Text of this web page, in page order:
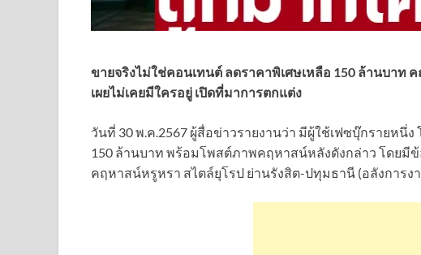
ขายจริงไม่ใช่คอนเทนต์ ลดราคาพิเศษเหลือ 150 ล้านบาท
เผยไม่เคยมีใครอยู่ เปิดที่มาการตกแต่ง
วันที่ 30 พ.ค.2567 ผู้สื่อข่าวรายงานว่า มีผู้ใช้เฟซบุ๊กรายห
150 ล้านบาท พร้อมโพสต์ภาพคฤหาสน์หลังดังกล่าว โดยมี
คฤหาสน์หรูหรา สไตล์ยุโรป ย่านรังสิต-ปทุมธานี (อลังการง